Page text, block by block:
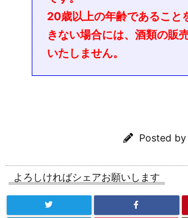
20歳以上の年齢であること
きない場合には、酒類の販
いたしません。
Posted by
よろしければシェアお願いします